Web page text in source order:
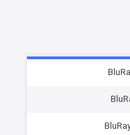
منتشر شد